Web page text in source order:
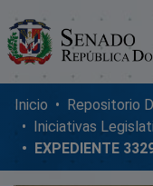
Comunidades
Glosario
Nosotros
Inicio
Iniciativas
EXPEDIENTE